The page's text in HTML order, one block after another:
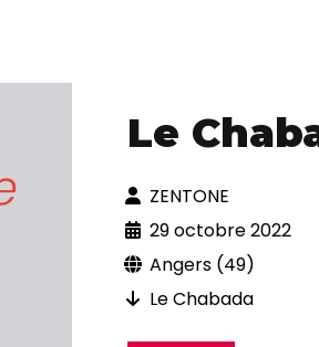
Le
ZENTONE
29 octobre 2022
Angers (49)
Le Chabada